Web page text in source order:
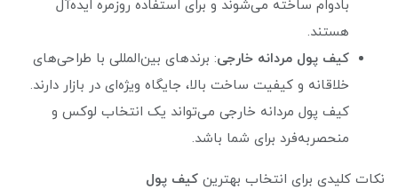
بادوام ساخته می‌شوند و برای استفاده روزمره ایده‌آل
هستند.
کیف پول مردانه خارجی: برندهای بین‌المللی با طراحی‌های
خلاقانه و کیفیت ساخت بالا، جایگاه ویژه‌ای در بازار دارند.
کیف پول مردانه خارجی می‌تواند یک انتخاب لوکس و
منحصربه‌فرد برای شما باشد.
نکات کلیدی برای انتخاب بهترین کیف پول